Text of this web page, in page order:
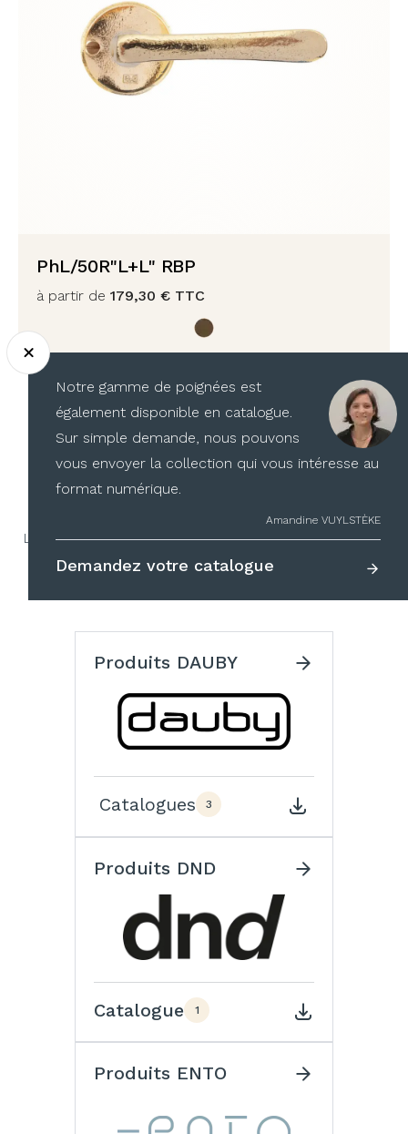
PhL/50R"L+L" RBP
à partir de 179,30 € TTC
Nos partenaires
La qualité de leurs produits n’est plus à prouver, leurs
gammes nous accompagnent depuis des années,
Produits DAUBY
Catalogues 3
Produits DND
Catalogue 1
Produits ENTO
Notre gamme de poignées est
également disponible en catalogue.
Sur simple demande, nous pouvons
vous envoyer la collection qui vous intéresse au
format numérique.
Amandine VUYLSTÈKE
Demandez votre catalogue